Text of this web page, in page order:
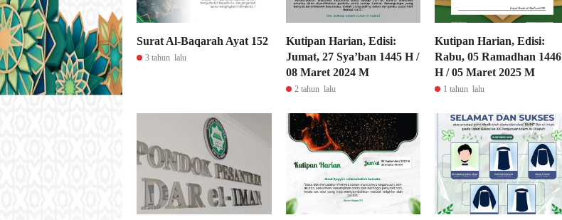
Surat Al-Baqarah Ayat 152
3 tahun lalu
Kutipan Harian, Edisi:
Jumat, 27 Sya’ban 1445 H /
08 Maret 2024 M
2 tahun lalu
Kutipan Harian, Edisi:
Rabu, 05 Ramadhan 1446
H / 05 Maret 2025 M
1 tahun lalu